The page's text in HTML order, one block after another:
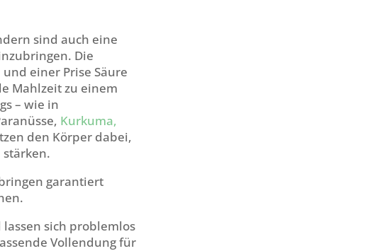
sind auch eine
Die
einer Prise Säure
Mahlzeit zu einem
– wie in
Kurkuma,
den Körper dabei,
garantiert
sich problemlos
Vollendung für